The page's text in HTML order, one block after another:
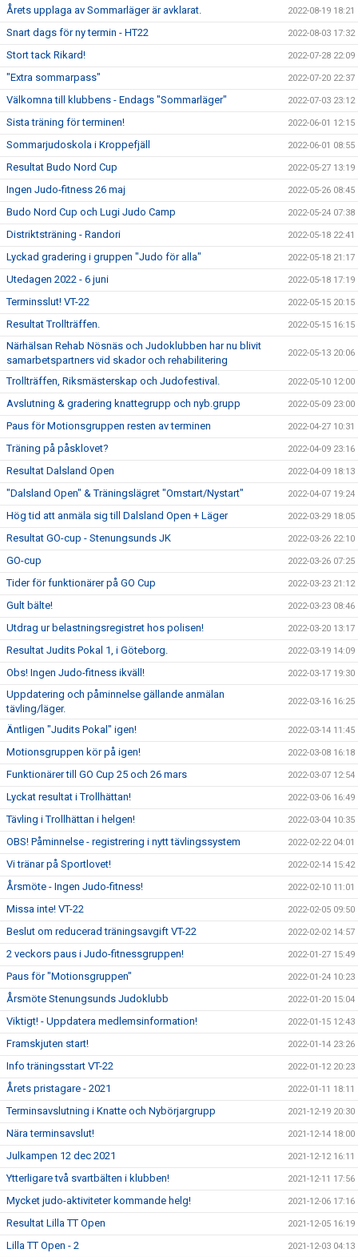
Årets upplaga av Sommarläger är avklarat. 2022-08-19 18:21
Snart dags för ny termin - HT22 2022-08-03 17:32
Stort tack Rikard! 2022-07-28 22:09
"Extra sommarpass" 2022-07-20 22:37
Välkomna till klubbens - Endags "Sommarläger" 2022-07-03 23:12
Sista träning för terminen! 2022-06-01 12:15
Sommarjudoskola i Kroppefjäll 2022-06-01 08:55
Resultat Budo Nord Cup 2022-05-27 13:19
Ingen Judo-fitness 26 maj 2022-05-26 08:45
Budo Nord Cup och Lugi Judo Camp 2022-05-24 07:38
Distriktsträning - Randori 2022-05-18 22:41
Lyckad gradering i gruppen "Judo för alla" 2022-05-18 21:17
Utedagen 2022 - 6 juni 2022-05-18 17:19
Terminsslut! VT-22 2022-05-15 20:15
Resultat Trollträffen. 2022-05-15 16:15
Närhälsan Rehab Nösnäs och Judoklubben har nu blivit
samarbetspartners vid skador och rehabilitering
2022-05-13 20:06
Trollträffen, Riksmästerskap och Judofestival. 2022-05-10 12:00
Avslutning & gradering knattegrupp och nyb.grupp 2022-05-09 23:00
Paus för Motionsgruppen resten av terminen 2022-04-27 10:31
Träning på påsklovet? 2022-04-09 23:16
Resultat Dalsland Open 2022-04-09 18:13
"Dalsland Open" & Träningslägret "Omstart/Nystart" 2022-04-07 19:24
Hög tid att anmäla sig till Dalsland Open + Läger 2022-03-29 18:05
Resultat GO-cup - Stenungsunds JK 2022-03-26 22:10
GO-cup 2022-03-26 07:25
Tider för funktionärer på GO Cup 2022-03-23 21:12
Gult bälte! 2022-03-23 08:46
Utdrag ur belastningsregistret hos polisen! 2022-03-20 13:17
Resultat Judits Pokal 1, i Göteborg. 2022-03-19 14:09
Obs! Ingen Judo-fitness ikväll! 2022-03-17 19:30
Uppdatering och påminnelse gällande anmälan
tävling/läger.
2022-03-16 16:25
Äntligen "Judits Pokal" igen! 2022-03-14 11:45
Motionsgruppen kör på igen! 2022-03-08 16:18
Funktionärer till GO Cup 25 och 26 mars 2022-03-07 12:54
Lyckat resultat i Trollhättan! 2022-03-06 16:49
Tävling i Trollhättan i helgen! 2022-03-04 10:35
OBS! Påminnelse - registrering i nytt tävlingssystem 2022-02-22 04:01
Vi tränar på Sportlovet! 2022-02-14 15:42
Årsmöte - Ingen Judo-fitness! 2022-02-10 11:01
Missa inte! VT-22 2022-02-05 09:50
Beslut om reducerad träningsavgift VT-22 2022-02-02 14:57
2 veckors paus i Judo-fitnessgruppen! 2022-01-27 15:49
Paus för "Motionsgruppen" 2022-01-24 10:23
Årsmöte Stenungsunds Judoklubb 2022-01-20 15:04
Viktigt! - Uppdatera medlemsinformation! 2022-01-15 12:43
Framskjuten start! 2022-01-14 23:26
Info träningsstart VT-22 2022-01-12 20:23
Årets pristagare - 2021 2022-01-11 18:11
Terminsavslutning i Knatte och Nybörjargrupp 2021-12-19 20:30
Nära terminsavslut! 2021-12-14 18:00
Julkampen 12 dec 2021 2021-12-12 16:11
Ytterligare två svartbälten i klubben! 2021-12-11 17:56
Mycket judo-aktiviteter kommande helg! 2021-12-06 17:16
Resultat Lilla TT Open 2021-12-05 16:19
Lilla TT Open - 2 2021-12-03 04:13